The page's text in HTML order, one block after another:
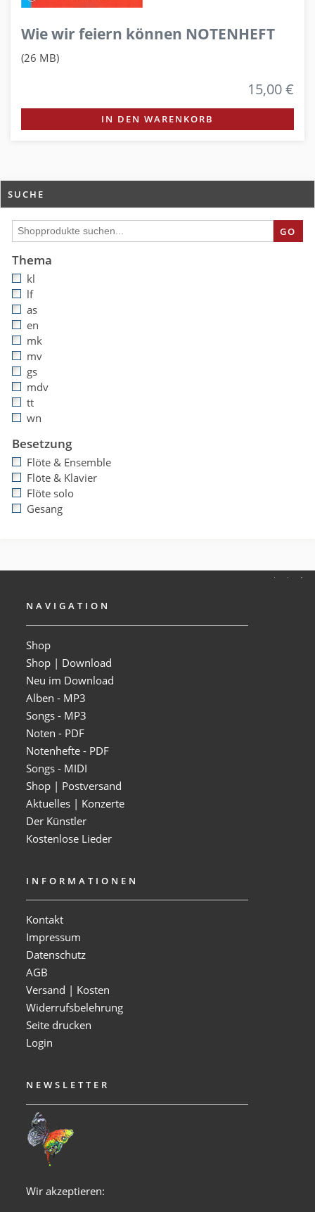
Wie wir feiern können NOTENHEFT
(26 MB)
15,00 €
IN DEN WARENKORB
SUCHE
GO
Thema
kl
lf
as
en
mk
mv
gs
mdv
tt
wn
Besetzung
Flöte & Ensemble
Flöte & Klavier
Flöte solo
Gesang
NAVIGATION
Shop
Shop | Download
Neu im Download
Alben - MP3
Songs - MP3
Noten - PDF
Notenhefte - PDF
Songs - MIDI
Shop | Postversand
Aktuelles | Konzerte
Der Künstler
Kostenlose Lieder
INFORMATIONEN
Kontakt
Impressum
Datenschutz
AGB
Versand | Kosten
Widerrufsbelehrung
Seite drucken
Login
NEWSLETTER
Wir akzeptieren: